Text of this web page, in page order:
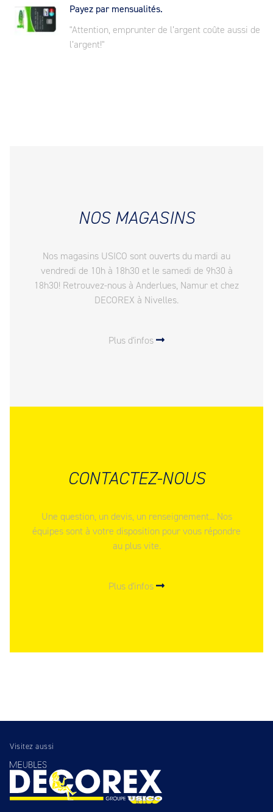
Payez par mensualités.
"Attention, emprunter de l’argent coûte aussi de
l’argent!"
NOS MAGASINS
Nos magasins USICO sont ouverts du mardi au
vendredi de 10h à 18h30 et le samedi de 9h30 à
18h30! Retrouvez-nous à Anderlues, Namur et chez
DECOREX à Nivelles.
Plus d'infos
CONTACTEZ-NOUS
Une question, un devis, un renseignement... Nos
équipes sont à votre disposition pour vous répondre
au plus vite.
Plus d'infos
Visitez aussi